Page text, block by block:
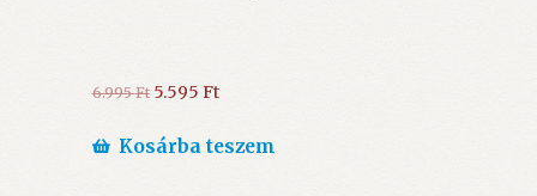
6.995Ft Original
was:
5.595 FtCurrent
is:
Kosárba teszem